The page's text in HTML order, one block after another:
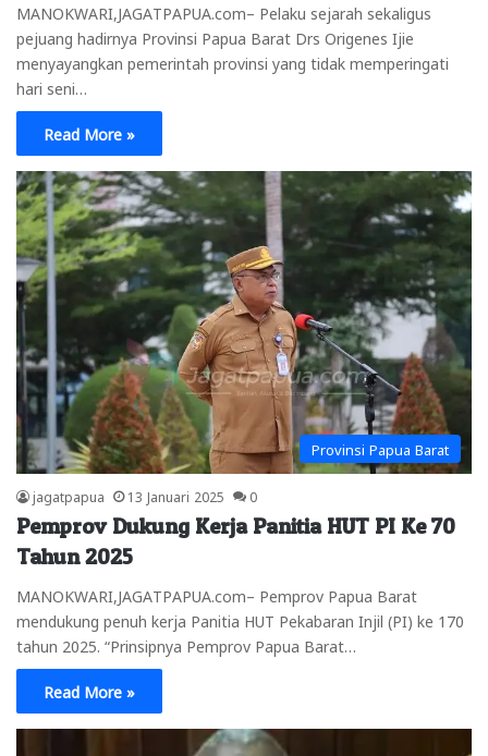
MANOKWARI,JAGATPAPUA.com– Pelaku sejarah sekaligus
pejuang hadirnya Provinsi Papua Barat Drs Origenes Ijie
menyayangkan pemerintah provinsi yang tidak memperingati
hari seni…
Read More »
Provinsi Papua Barat
jagatpapua 13 Januari 2025 0
Pemprov Dukung Kerja Panitia HUT PI Ke 70
Tahun 2025
MANOKWARI,JAGATPAPUA.com– Pemprov Papua Barat
mendukung penuh kerja Panitia HUT Pekabaran Injil (PI) ke 170
tahun 2025. “Prinsipnya Pemprov Papua Barat…
Read More »